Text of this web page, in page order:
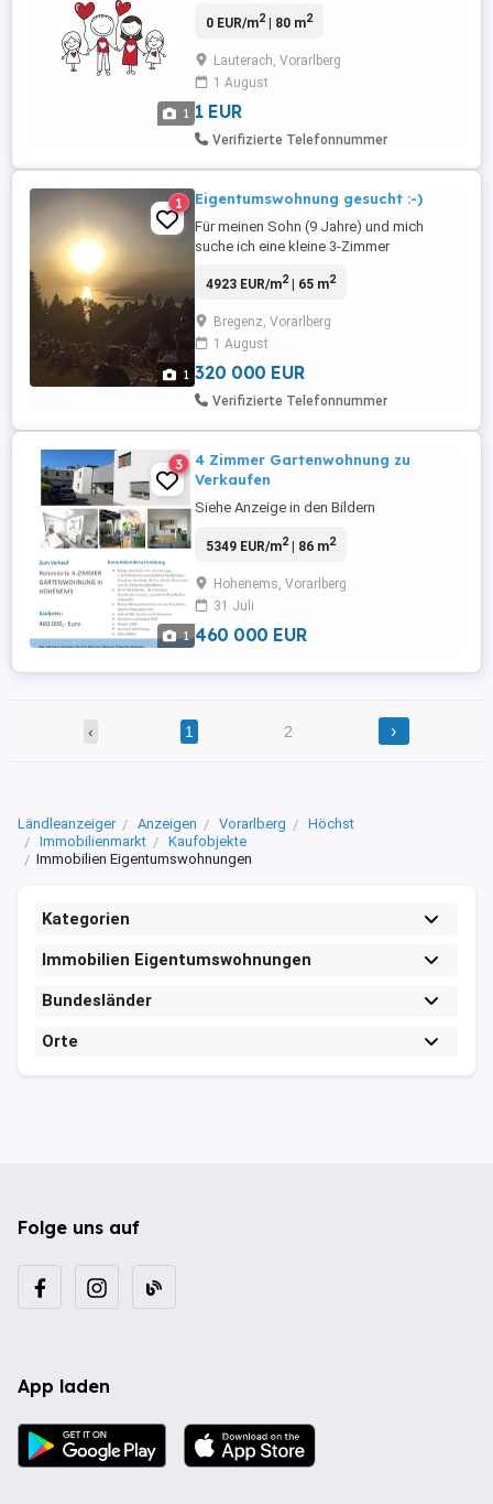
1
Zuhause mit Garten. Ob Wohnung,
sind offen für verschiedene
Immobilienarten und freuen uns über
jedes Angebot. Die Finanzierung ist
0 EUR/m2| 80 m2
Lauterach, Vorarlberg
1 August
1 EUR
Verifizierte Telefonnummer
1
1 Eigentumswohnung gesucht :-)
Für meinen Sohn (9 Jahre) und mich
suche ich eine kleine 3-Zimmer
Gerne auch weitersagen. Freue mich über
4923 EUR/m2| 65 m2
Bregenz, Vorarlberg
1 August
320 000 EUR
Verifizierte Telefonnummer
1
3
4 Zimmer Gartenwohnung zu
Verkaufen
Siehe Anzeige in den Bildern
5349 EUR/m2| 86 m2
Hohenems, Vorarlberg
31 Juli
460 000 EUR
‹ 1 2 ›
Ländleanzeiger Anzeigen Vorarlberg
Höchst
Immobilienmarkt
Kaufobjekte
Immobilien Eigentumswohnungen
Kategorien
Immobilien Eigentumswohnungen
Bundesländer
Orte
Folge uns auf
App laden